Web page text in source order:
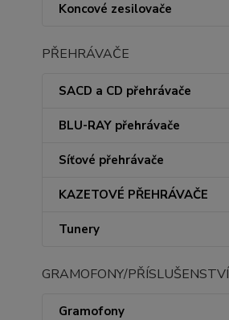
Koncové zesilovače
PŘEHRÁVAČE
SACD a CD přehrávače
BLU-RAY přehrávače
Síťové přehrávače
KAZETOVÉ PŘEHRÁVAČE
Tunery
GRAMOFONY/PŘÍSLUŠENSTVÍ
Gramofony